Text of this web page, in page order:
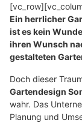
Ein herrlicher
ist es kein
ihren Wunsch
gestalteten
Doch dieser
Gartendesign
wahr. Das
Planung und